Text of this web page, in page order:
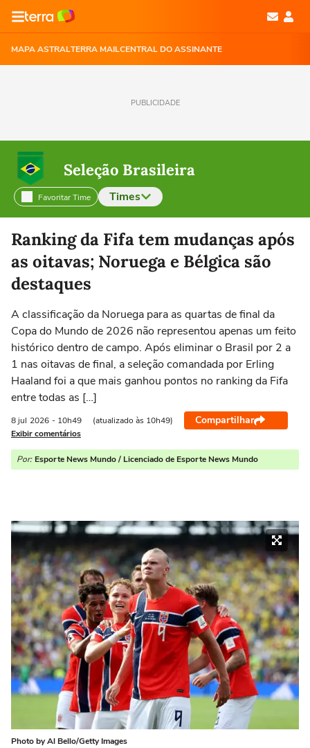
MAPA ASTRALTERRA MAILCENTRAL DO ASSINANTE
PUBLICIDADE
Seleção Brasileira
Favoritar Time Times
Selecione o time para ver as notícias
Ranking da Fifa tem mudanças após
as oitavas; Noruega e Bélgica são
destaques
A classificação da Noruega para as quartas de final da
Copa do Mundo de 2026 não representou apenas um feito
histórico dentro de campo. Após eliminar o Brasil por 2 a
1 nas oitavas de final, a seleção comandada por Erling
Haaland foi a que mais ganhou pontos no ranking da Fifa
entre todas as […]
8 jul 2026 - 10h49 (atualizado às 10h49) Compartilhar
Exibir comentários
Por: Esporte News Mundo / Licenciado de Esporte News Mundo
Photo by Al Bello/Getty Images